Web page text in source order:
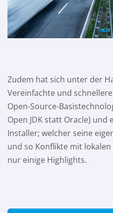
Zudem hat sich unter der
Vereinfachte und
Open-Source-
Open JDK statt Oracle)
Installer; welcher seine
und so Konflikte mit
nur einige Highlights.